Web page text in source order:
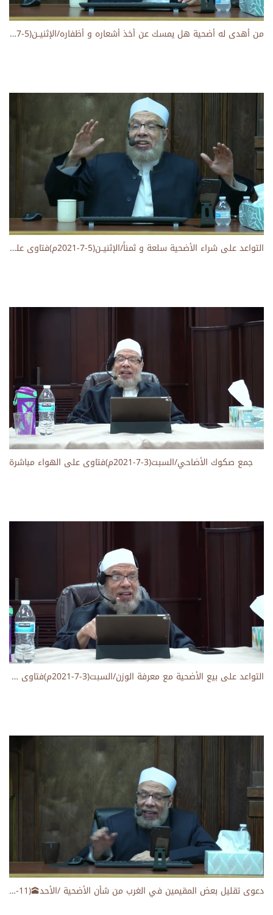
من أهدى له أضحية هل يمسك عن أخذ أشعاره و أظفاره/الإثنيــن(5-7-2021م)فتاوى على الهواء مباشرة
التواعد على شراء الأضحية سلعة و ثمناً/الإثنيــن(5-7-2021م)فتاوى على الهواء مباشرة
جمع صكوك الأضاحي/السبت(3-7-2021م)فتاوى على الهواء مباشرة
التواعد على بيع الأضحية مع معرفة الوزن/السبت(3-7-2021م)فتاوى على الهواء مباشرة
دعوى تقليل بعض المقيمين في الغرب من شأن الأضحية /الأحد🕋(11-7-2021م)فتاوى على الهواء مباشرة